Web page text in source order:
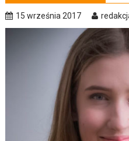
15 września 2017